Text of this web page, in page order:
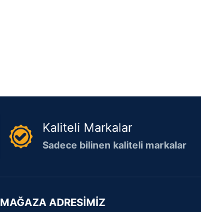
Kaliteli Markalar
Sadece bilinen kaliteli markalar
MAĞAZA ADRESİMİZ